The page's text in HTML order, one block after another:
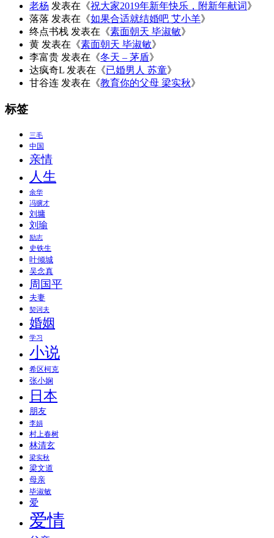
老杨 发表在《祝大家2019年新年快乐，附新年献词》
落落 发表在《如果合适就结婚吧 艾小羊》
终点书栈 发表在《素面朝天 毕淑敏》
黄 发表在《素面朝天 毕淑敏》
李富贵 发表在《冬天 – 茅盾》
达疯奇L 发表在《已婚男人 苏童》
甘谷连 发表在《教育你的父母 梁实秋》
标签
三毛
中国
亲情
人生
余华
冯骥才
刘墉
刘瑜
励志
史铁生
叶倾城
吴念真
周国平
夫妻
契诃夫
婚姻
学习
小说
希区柯克
张小娴
日本
朋友
李娟
村上春树
林清玄
梁实秋
梁文道
母亲
毕淑敏
爱
爱情